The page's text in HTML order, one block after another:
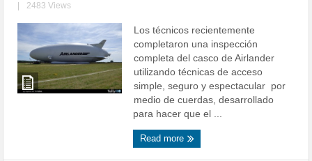
2483 Views
Los técnicos recientemente
completaron una inspección
completa del casco de Airlander
utilizando técnicas de acceso
simple, seguro y espectacular por
medio de cuerdas, desarrollado
para hacer que el ...
Read more